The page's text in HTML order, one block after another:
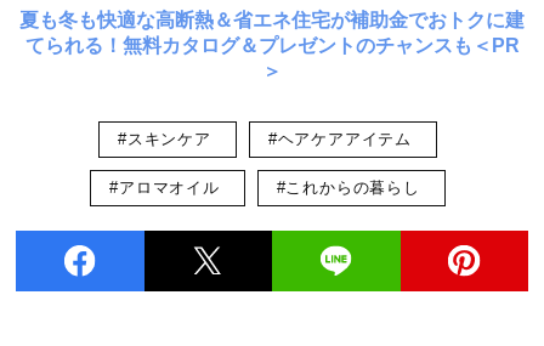
夏も冬も快適な高断熱＆省エネ住宅が補助金でおトクに建
てられる！無料カタログ＆プレゼントのチャンスも＜PR
＞
#スキンケア #ヘアケアアイテム
#アロマオイル #これからの暮らし